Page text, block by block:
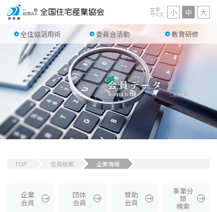
全住協活用術 委員会活動 教育研修
文字
サイズ 小 中 大
TOP 会員検索 企業情報
企業
会員
団体
会員
賛助
会員
事業分
類
検索